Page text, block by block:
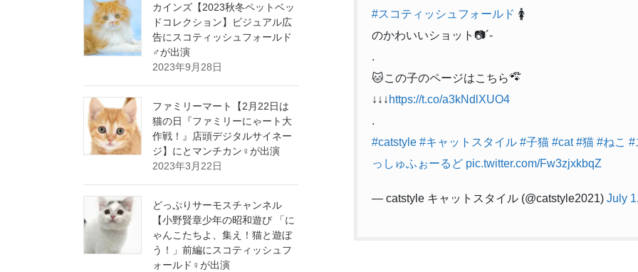
#スコティッシュフォールド 🚺
のかわいいショット📷´-
.
🐱この子のページはこちら🐾໊
↓↓↓ https://t.co/a3kNdlXUO4
.
#catstyle #キャットスタイル #子猫 #cat #猫 #ねこ #
っしゅふぉーるど pic.twitter.com/Fw3zjxkbqZ
— catstyle キャットスタイル (@catstyle2021) July
カインズ【2023秋冬ペットベッ
ドコレクション】ビジュアル広
告にスコティッシュフォールド
♂が出演
2023年9月28日
ファミリーマート【2月22日は
猫の日『ファミリーにゃート大
作戦！』店頭デジタルサイネー
ジ】にとマンチカン♀が出演
2023年3月22日
どっぷりサーモスチャンネル
【小野賢章少年の昭和遊び 「に
ゃんこたちよ、集え！猫と遊ぼ
う！」前編にスコティッシュフ
ォールド♀が出演